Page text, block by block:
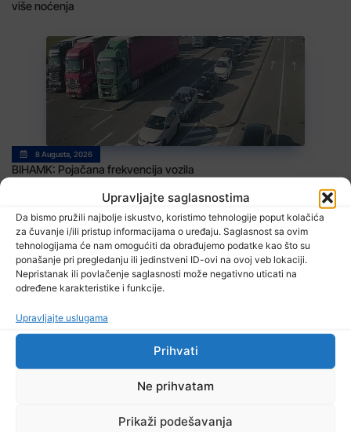
Upravljajte saglasnostima
Da bismo pružili najbolje iskustvo, koristimo tehnologije poput kolačića
za čuvanje i/ili pristup informacijama o uređaju. Saglasnost sa ovim
tehnologijama će nam omogućiti da obrađujemo podatke kao što su
ponašanje pri pregledanju ili jedinstveni ID-ovi na ovoj veb lokaciji.
Nepristanak ili povlačenje saglasnosti može negativno uticati na
određene karakteristike i funkcije.
Upravljajte uslugama
Prihvati
Ne prihvatam
Prikaži podešavanja
više noćenja
8 Augusta, 2026
BIHAMK: Pojačana frekvencija vozila
8 Augusta, 2026
Danas promjenjljivo i nestabilno vrijeme